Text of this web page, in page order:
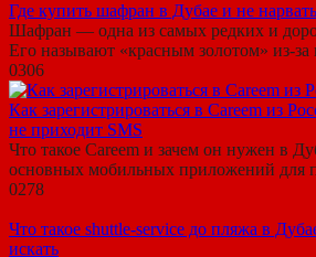
Где купить шафран в Дубае и не
Шафран — одна из самых редких и
Его называют «красным золотом» из-за
0306
Как зарегистрироваться в Careem из
не приходит SMS
Что такое Careem и зачем он нужен в
основных мобильных приложений для
0278
Что такое shuttle-service до пляжа в
искать